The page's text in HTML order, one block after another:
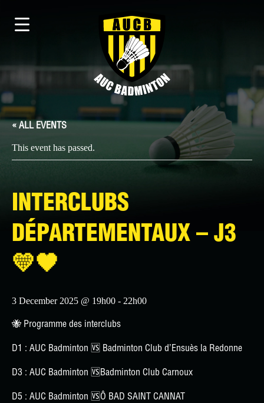
« ALL EVENTS
This event has passed.
INTERCLUBS
DÉPARTEMENTAUX – J3
💛🖤
3 December 2025 @ 19h00 - 22h00
🐝 Programme des interclubs
D1 : AUC Badminton 🆚 Badminton Club d’Ensuès la Redonne
D3 : AUC Badminton 🆚Badminton Club Carnoux
D5 : AUC Badminton 🆚Ô BAD SAINT CANNAT